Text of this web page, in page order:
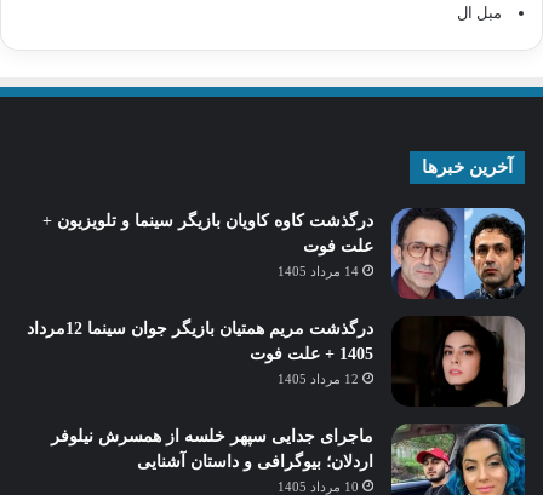
مبل ال
آخرین خبرها
درگذشت کاوه کاویان بازیگر سینما و تلویزیون +
علت فوت
14 مرداد 1405
درگذشت مریم همتیان بازیگر جوان سینما 12مرداد
1405 + علت فوت
12 مرداد 1405
ماجرای جدایی سپهر خلسه از همسرش نیلوفر
اردلان؛ بیوگرافی و داستان آشنایی
10 مرداد 1405